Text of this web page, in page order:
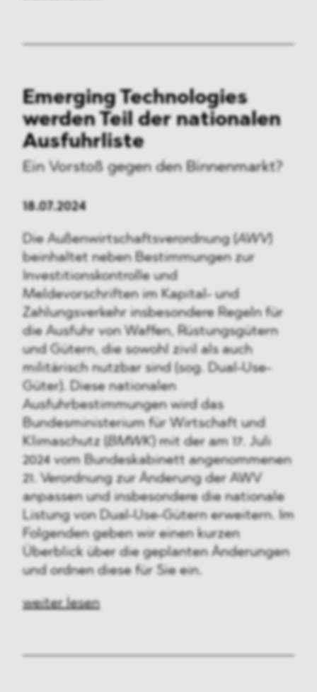
Emerging Technologies
werden Teil der nationalen
Ausfuhrliste
Ein Vorstoß gegen den Binnenmarkt?
18.07.2024
Die Außenwirtschaftsverordnung (AWV)
beinhaltet neben Bestimmungen zur
Investitionskontrolle und
Meldevorschriften im Kapital- und
Zahlungsverkehr insbesondere Regeln für
die Ausfuhr von Waffen, Rüstungsgütern
und Gütern, die sowohl zivil als auch
militärisch nutzbar sind (sog. Dual-Use-
Güter). Diese nationalen
Ausfuhrbestimmungen wird das
Bundesministerium für Wirtschaft und
Klimaschutz (
BMWK) mit der am 17. Juli
2024 vom Bundeskabinett angenommenen
21. Verordnung zur Änderung der AWV
anpassen und insbesondere die nationale
Listung von Dual-Use-Gütern erweitern. Im
Folgenden geben wir einen kurzen
Überblick über die geplanten Änderungen
und ordnen diese für Sie ein.
weiter lesen